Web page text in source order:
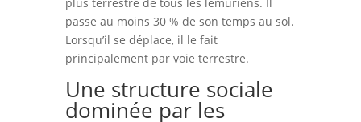
plus terrestre de tous les lémuriens. Il
passe au moins 30 % de son temps au sol.
Lorsqu’il se déplace, il le fait
principalement par voie terrestre.
Une structure sociale
dominée par les